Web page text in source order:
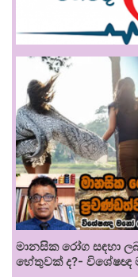
මානසික රෝග සඳහා
හේතුවක් ද?-